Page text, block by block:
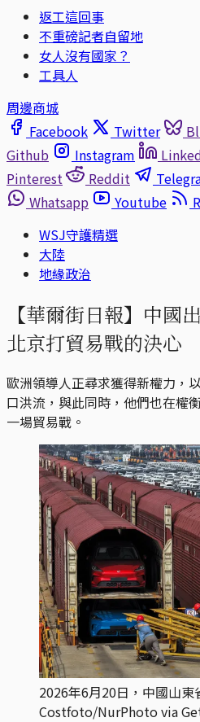
返工這回事
不重磅記者自留地
女人沒有國家？
工具人
周邊商城
Facebook
Twitter
Github
Instagram
Pinterest
Reddit
Whatsapp
Youtube
WSJ守護精選
大陸
地緣政治
【華爾街日報】中國
北京打貿易戰的決心
歐洲領導人正尋求獲得新權力，
口洪流，與此同時，他們也在權
一場貿易戰。
2026年6月20日，中國山東
Costfoto/NurPhoto via